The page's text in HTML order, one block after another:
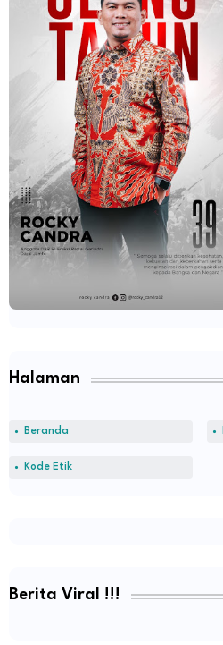
Halaman
Beranda
Kode Etik
Berita Viral !!!